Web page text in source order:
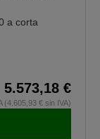
a corta
5.573,18 €
(4.605,93 € sin IVA)